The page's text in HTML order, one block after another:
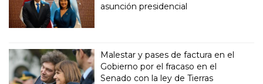
asunción presidencial
Malestar y pases de factura en el
Gobierno por el fracaso en el
Senado con la ley de Tierras